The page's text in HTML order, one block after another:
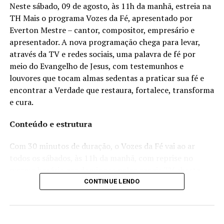
Neste sábado, 09 de agosto, às 11h da manhã, estreia na
TH Mais o programa Vozes da Fé, apresentado por
Everton Mestre – cantor, compositor, empresário e
apresentador. A nova programação chega para levar,
através da TV e redes sociais, uma palavra de fé por
meio do Evangelho de Jesus, com testemunhos e
louvores que tocam almas sedentas a praticar sua fé e
encontrar a Verdade que restaura, fortalece, transforma
e cura.
Conteúdo e estrutura
Com 30 minutos de duração, o Vozes da Fé vai ao ar
32.1 e TV NET 522 da TH Mais, para toda Ribeirão e
região. O programa trará um formato dinâmico e
acolhedor, reunindo momentos de oração, reflexão,
CONTINUE LENDO